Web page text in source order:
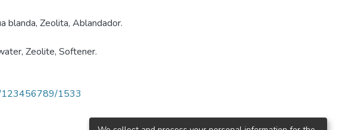
blanda, Zeolita, Ablandador.
Zeolite, Softener.
123456789/1533